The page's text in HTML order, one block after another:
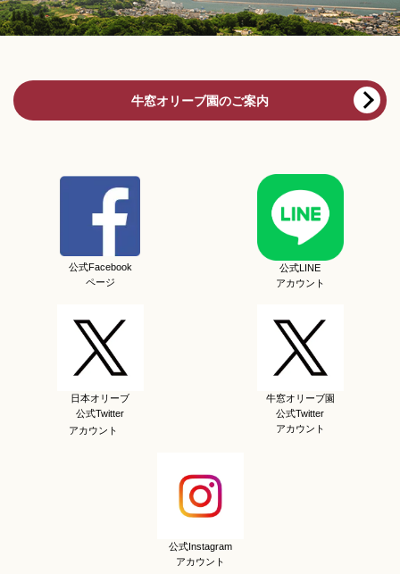
牛窓オリーブ園のご案内
公式Facebook
ページ
公式LINE
アカウント
日本オリーブ
公式Twitter
アカウント
牛窓オリーブ園
公式Twitter
アカウント
公式Instagram
アカウント